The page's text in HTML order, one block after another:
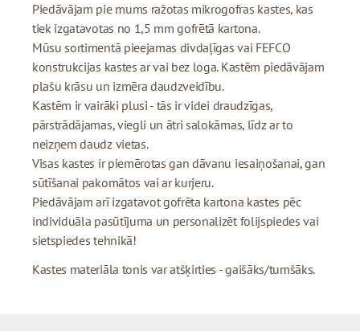
Piedāvājam pie mums ražotas mikrogofras kastes, kas
tiek izgatavotas no 1,5 mm gofrētā kartona.
Mūsu sortimentā pieejamas divdaļīgas vai FEFCO
konstrukcijas kastes ar vai bez loga. Kastēm piedāvājam
plašu krāsu un izmēra daudzveidību.
Kastēm ir vairāki plusi - tās ir videi draudzīgas,
pārstrādājamas, viegli un ātri salokāmas, līdz ar to
neizņem daudz vietas.
Visas kastes ir piemērotas gan dāvanu iesaiņošanai, gan
sūtīšanai pakomātos vai ar kurjeru.
Piedāvājam arī izgatavot gofrēta kartona kastes pēc
individuāla pasūtījuma un personalizēt folijspiedes vai
sietspiedes tehnikā!
Kastes materiāla tonis var atšķirties - gaišāks/tumšāks.